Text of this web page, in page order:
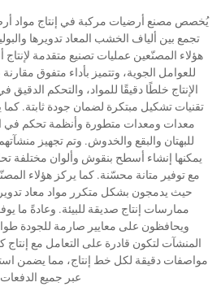
يُخصص مصنع أرضيات مركبة في إنتاج مواد
تجمع بين ألياف الخشب المعاد تدويرها
هؤلاء المصنّعين عمليات تصنيع متقدمة
للعوامل الجوية، وتتميز بأداء متفوق
الإنتاج خلطًا دقيقًا للمواد، والتحكم
تقنيات تشكيل مبتكرة لضمان جودة ثابتة.
معدات ومعدات متطورة وأنظمة تحكم في
للبهتان والبقع والخدوش. وتم تجهيز
يمكنها إنشاء أسطح بنقوش وألوان مختلفة
مع توفير متانة محسّنة. كما يركز هؤلاء
حيث يدمجون بشكل متكرر مواد معاد
ممارسات إنتاج صديقة للبيئة. وعادةً ما
ويحافظون على معايير صارمة للجودة
المنشآت لتكون قادرة على التعامل مع
مواصفات دقيقة لكل خط إنتاج، مما يضمن
عبر جميع